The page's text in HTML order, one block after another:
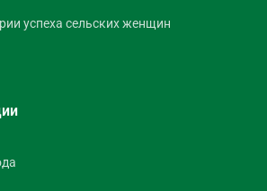
успеха сельских женщин